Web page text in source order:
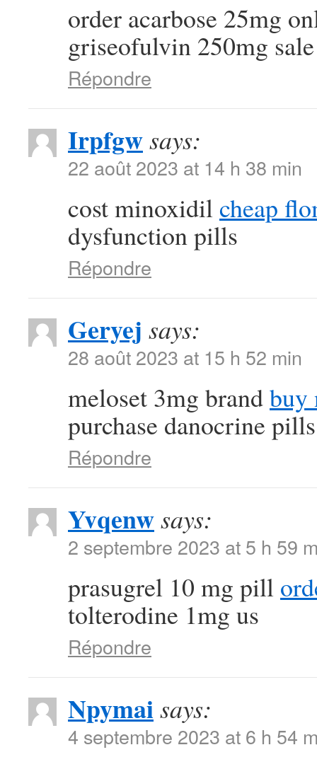
order acarbose 25mg
griseofulvin 250mg sale
Répondre
Irpfgwsays:
22 août 2023 at 14 h 38 min
cost minoxidil cheap
dysfunction pills
Répondre
Geryej says:
28 août 2023 at 15 h 52 min
meloset 3mg brandbuy
purchase danocrine pills
Répondre
Yvqenwsays:
2 septembre 2023 at 5 h 59
prasugrel 10 mg pill
tolterodine 1mg us
Répondre
Npymaisays:
4 septembre 2023 at 6 h 54